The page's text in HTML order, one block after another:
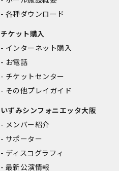
各種ダウンロード
チケット購入
インターネット購入
お電話
チケットセンター
その他プレイガイド
いずみシンフォニエッタ大阪
メンバー紹介
サポーター
ディスコグラフィ
最新公演情報